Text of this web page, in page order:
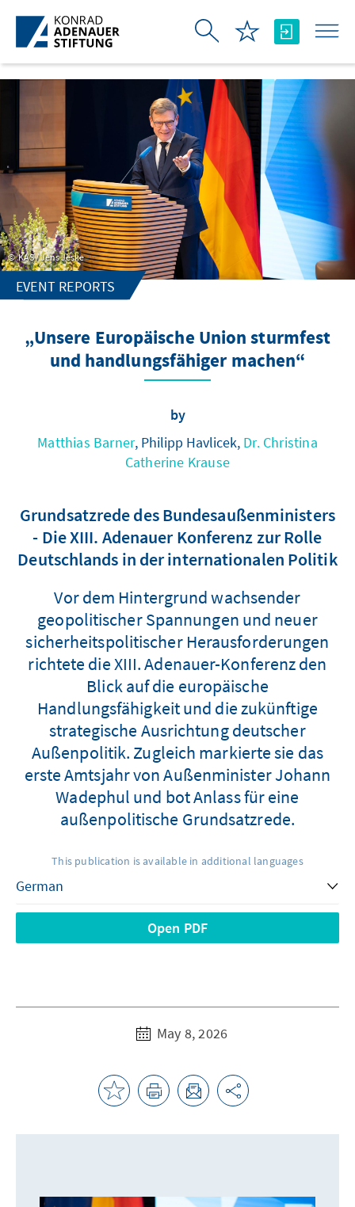
Skip to Main Content
KAS / Jens Jeske
EVENT REPORTS
„Unsere Europäische Union sturmfest
und handlungsfähiger machen“
by
Matthias Barner, Philipp Havlicek, Dr. Christina
Catherine Krause
Grundsatzrede des Bundesaußenministers
- Die XIII. Adenauer Konferenz zur Rolle
Deutschlands in der internationalen Politik
Vor dem Hintergrund wachsender
geopolitischer Spannungen und neuer
sicherheitspolitischer Herausforderungen
richtete die XIII. Adenauer-Konferenz den
Blick auf die europäische
Handlungsfähigkeit und die zukünftige
strategische Ausrichtung deutscher
Außenpolitik. Zugleich markierte sie das
erste Amtsjahr von Außenminister Johann
Wadephul und bot Anlass für eine
außenpolitische Grundsatzrede.
This publication is available in additional languages
Open PDF
May 8, 2026